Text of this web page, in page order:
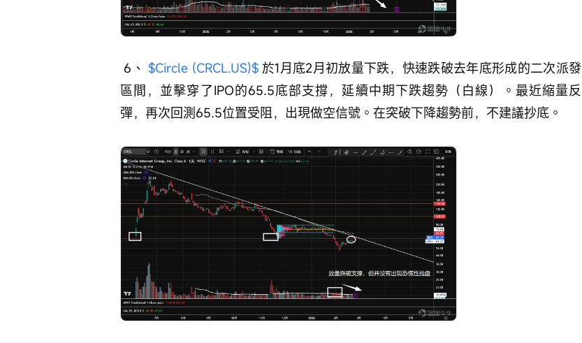
6、 $Circle (CRCL.US)$ 於1月底2月初放量下跌，快速跌破去年底形成的二次派發
區間，並擊穿了IPO的65.5底部支撐，延續中期下跌趨勢（白線）。最近縮量反
彈，再次回測65.5位置受阻，出現做空信號。在突破下降趨勢前，不建議抄底。